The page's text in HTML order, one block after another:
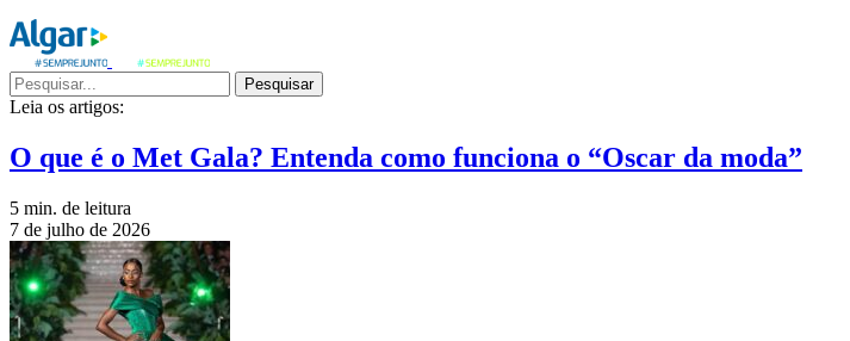
Pesquisar
Leia os artigos:
O que é o Met Gala? Entenda como funciona o “Oscar da moda”
5 min. de leitura
7 de julho de 2026